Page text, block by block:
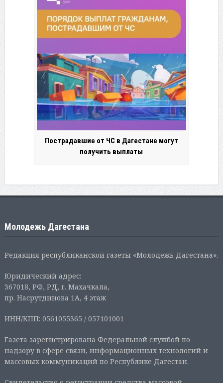
Пострадавшие от ЧС в Дагестане могут
получить выплаты
Молодежь Дагестана
Редакция республиканской газеты «Молодежь Дагестана».
Юридический адрес:
367018, РФ, РД, г. Махачкала,
пр. Насрутдинова 1А, 4 этаж
ИНН/КПП: 0561055365 / 057101001
Газета зарегистрирована Федеральной службой по
надзору в сфере связи, информационных технологий и
массовых коммуникаций по Республике Дагестан.